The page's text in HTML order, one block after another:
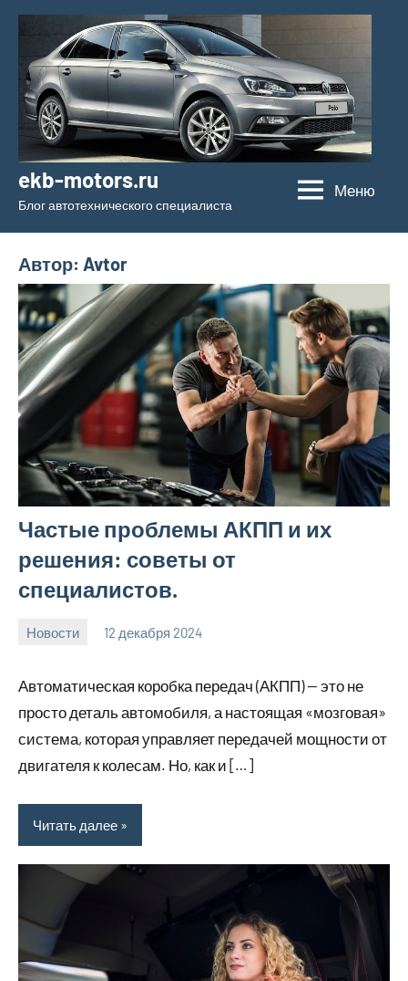
Перейти
содержимому
ekb-motors.ru
Блог автотехнического специалиста
Меню
Автор: Avtor
Частые проблемы АКПП и их
решения: советы от
специалистов.
Новости 12 декабря 2024
Автоматическая коробка передач (АКПП) — это не
просто деталь автомобиля, а настоящая «мозговая»
система, которая управляет передачей мощности от
двигателя к колесам. Но, как и […]
Читать далее